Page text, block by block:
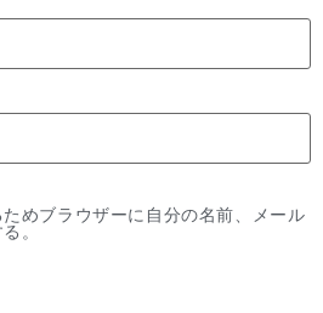
めブラウザーに自分の名前、メール
。